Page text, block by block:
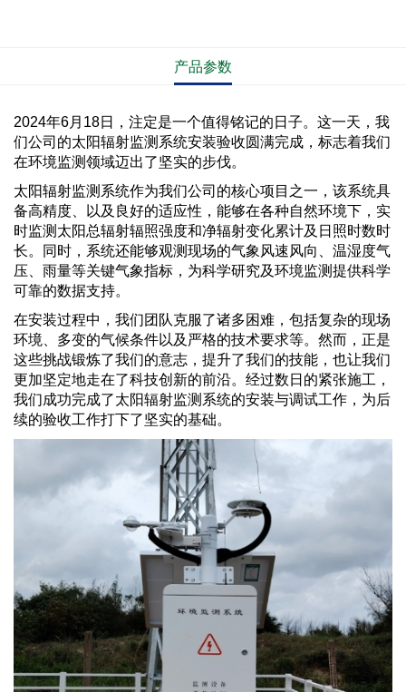
产品参数
2024年6月18日，注定是一个值得铭记的日子。这一天，我
们公司的太阳辐射监测系统安装验收圆满完成，标志着我们
在环境监测领域迈出了坚实的步伐。
太阳辐射监测系统作为我们公司的核心项目之一，该系统具
备高精度、以及良好的适应性，能够在各种自然环境下，实
时监测太阳总辐射辐照强度和净辐射变化累计及日照时数时
长。同时，系统还能够观测现场的气象风速风向、温湿度气
压、雨量等关键气象指标，为科学研究及环境监测提供科学
可靠的数据支持。
在安装过程中，我们团队克服了诸多困难，包括复杂的现场
环境、多变的气候条件以及严格的技术要求等。然而，正是
这些挑战锻炼了我们的意志，提升了我们的技能，也让我们
更加坚定地走在了科技创新的前沿。经过数日的紧张施工，
我们成功完成了太阳辐射监测系统的安装与调试工作，为后
续的验收工作打下了坚实的基础。